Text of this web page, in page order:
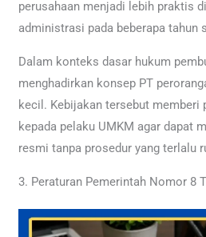
perusahaan menjadi lebih praktis
administrasi pada beberapa tahun
Dalam konteks dasar hukum
menghadirkan konsep PT
kecil. Kebijakan tersebut memberi
kepada pelaku UMKM agar dapat
resmi tanpa prosedur yang terlalu
3. Peraturan Pemerintah Nomor 8